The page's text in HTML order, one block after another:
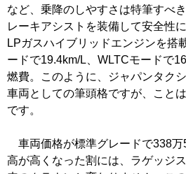
など、乗降のしやすさは特筆すべ
レーキアシストを装備して安全性
LPガスハイブリッドエンジンを搭
ードで19.4km/L、WLTCモードで
燃費。このように、ジャパンタク
車両としての筆頭格ですが、こと
です。
車両価格が標準グレードで338万
高が高くなった割には、ラゲッジ